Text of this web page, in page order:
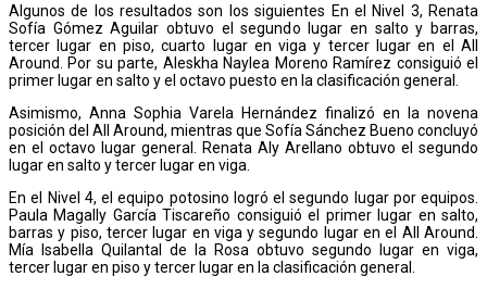
Algunos de los resultados son los siguientes En el Nivel 3, Renata
Sofía Gómez Aguilar obtuvo el segundo lugar en salto y barras,
tercer lugar en piso, cuarto lugar en viga y tercer lugar en el All
Around. Por su parte, Aleskha Naylea Moreno Ramírez consiguió el
primer lugar en salto y el octavo puesto en la clasificación general.
Asimismo, Anna Sophia Varela Hernández finalizó en la novena
posición del All Around, mientras que Sofía Sánchez Bueno concluyó
en el octavo lugar general. Renata Aly Arellano obtuvo el segundo
lugar en salto y tercer lugar en viga.
En el Nivel 4, el equipo potosino logró el segundo lugar por equipos.
Paula Magally García Tiscareño consiguió el primer lugar en salto,
barras y piso, tercer lugar en viga y segundo lugar en el All Around.
Mía Isabella Quilantal de la Rosa obtuvo segundo lugar en viga,
tercer lugar en piso y tercer lugar en la clasificación general.